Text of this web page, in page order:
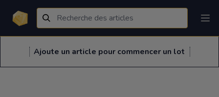
Ajoute un article pour commencer un lot